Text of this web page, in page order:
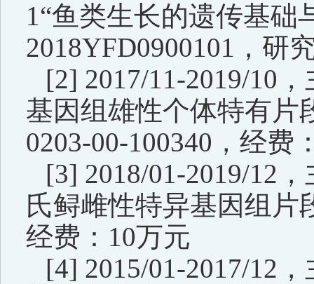
1“鱼类生长的遗传基础
2018YFD0900101 ， 研
[2] 2017/11-2019/10
基因组雄性个体特有片
0203-00-100340 ， 经费
[3] 2018/01-2019/12
氏鲟雌性特异基因组片
经费： 10万元
[4] 2015/01-2017/12